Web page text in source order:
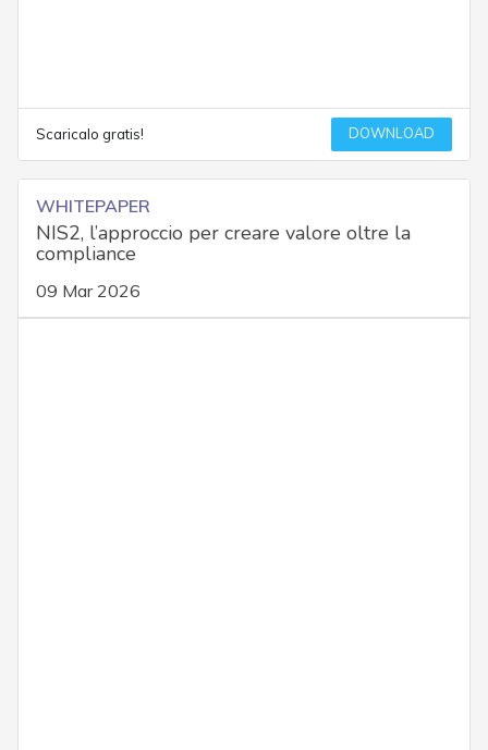
Scaricalo gratis! DOWNLOAD
WHITEPAPER
NIS2, l’approccio per creare valore oltre la
compliance
09 Mar 2026